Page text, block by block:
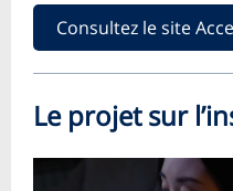
Consultez le site
Le projet sur